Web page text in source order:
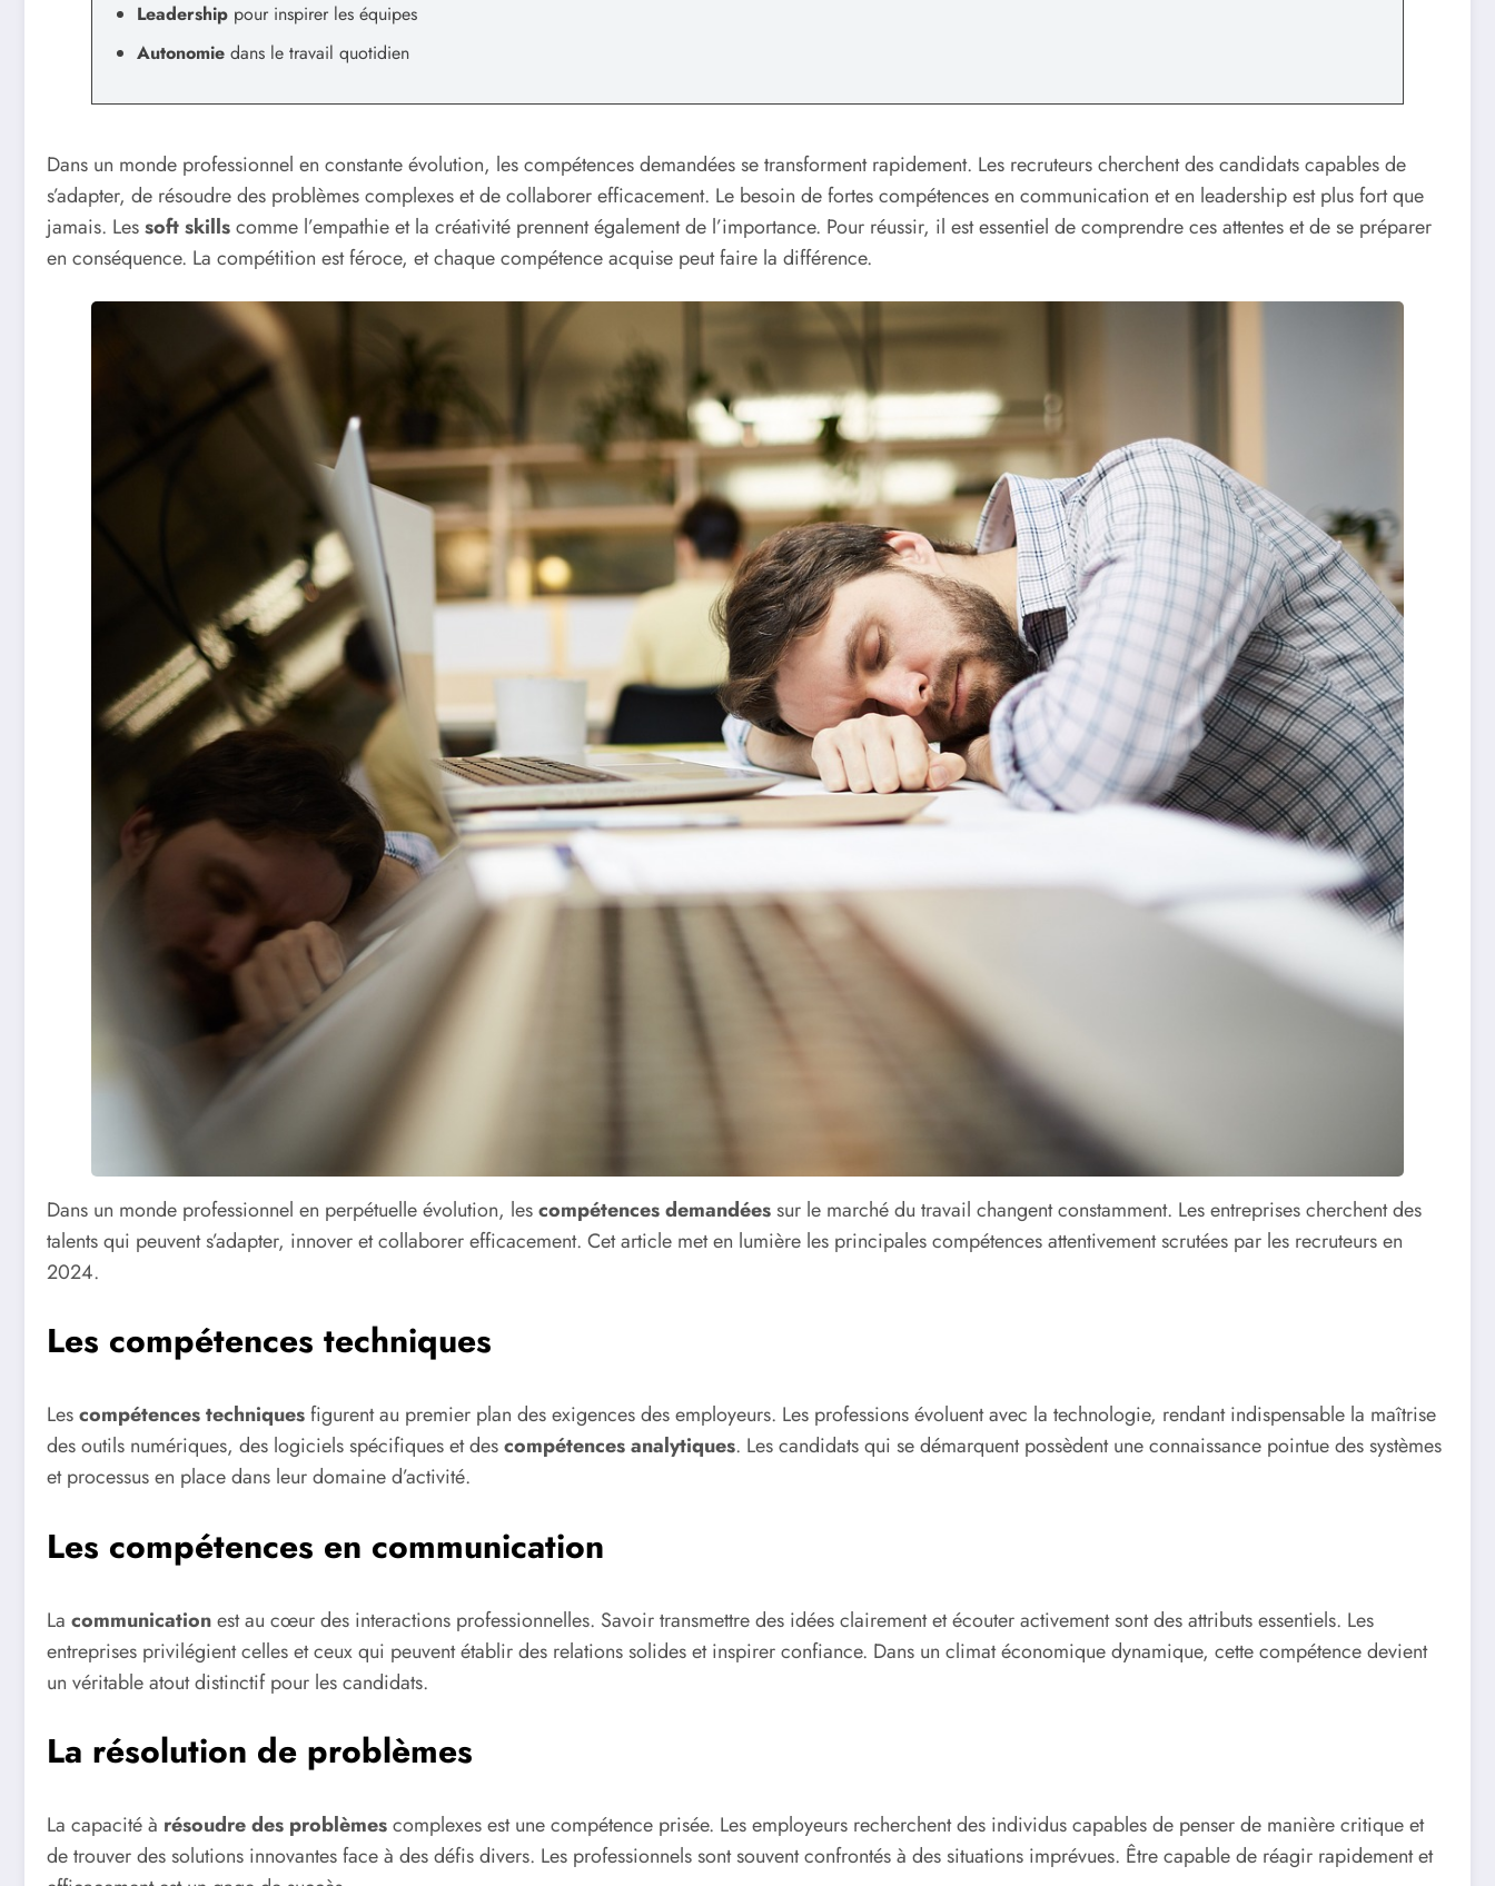
Leadership pour inspirer les équipes
Autonomie dans le travail quotidien
Dans un monde professionnel en constante évolution, les compétences demandées se transforment rapidement. Les recruteurs cherchent des candidats capables de
s’adapter, de résoudre des problèmes complexes et de collaborer efficacement. Le besoin de fortes compétences en communication et en leadership est plus fort que
jamais. Lessoft skillscomme l’empathie et la créativité prennent également de l’importance. Pour réussir, il est essentiel de comprendre ces attentes et de se préparer
en conséquence. La compétition est féroce, et chaque compétence acquise peut faire la différence.
Dans un monde professionnel en perpétuelle évolution, lescompétences demandéessur le marché du travail changent constamment. Les entreprises cherchent des
talents qui peuvent s’adapter, innover et collaborer efficacement. Cet article met en lumière les principales compétences attentivement scrutées par les recruteurs en
2024.
Les compétences techniques
Lescompétences techniquesfigurent au premier plan des exigences des employeurs. Les professions évoluent avec la technologie, rendant indispensable la maîtrise
des outils numériques, des logiciels spécifiques et descompétences analytiques. Les candidats qui se démarquent possèdent une connaissance pointue des systèmes
et processus en place dans leur domaine d’activité.
Les compétences en communication
La communicationest au cœur des interactions professionnelles. Savoir transmettre des idées clairement et écouter activement sont des attributs essentiels. Les
entreprises privilégient celles et ceux qui peuvent établir des relations solides et inspirer confiance. Dans un climat économique dynamique, cette compétence devient
un véritable atout distinctif pour les candidats.
La résolution de problèmes
La capacité à résoudre des problèmescomplexes est une compétence prisée. Les employeurs recherchent des individus capables de penser de manière critique et
de trouver des solutions innovantes face à des défis divers. Les professionnels sont souvent confrontés à des situations imprévues. Être capable de réagir rapidement et